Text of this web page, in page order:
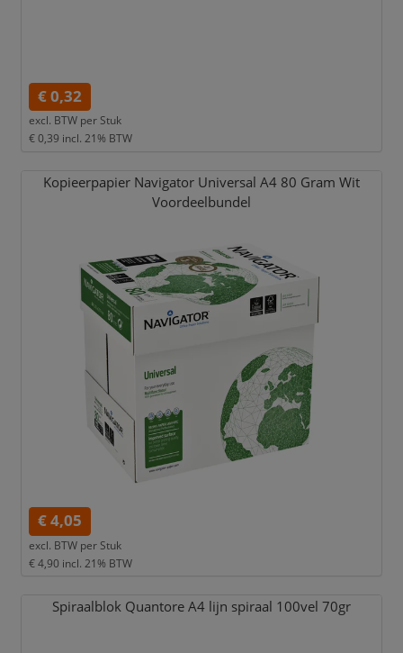
€ 0,32
excl. BTW per Stuk
€ 0,39 incl. 21% BTW
Kopieerpapier Navigator Universal A4 80 Gram Wit
Voordeelbundel
€ 4,05
excl. BTW per Stuk
€ 4,90 incl. 21% BTW
Spiraalblok Quantore A4 lijn spiraal 100vel 70gr